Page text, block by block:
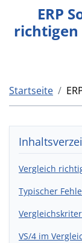
ERP
richtigen
Startseite
Vergleich
Typischer
VS/4 im